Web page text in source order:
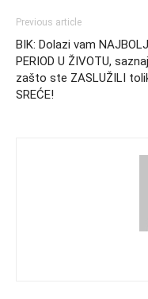
Previous article
BIK: Dolazi vam
PERIOD U ŽIVOTU,
zašto ste ZASLUŽILI
SREĆE!